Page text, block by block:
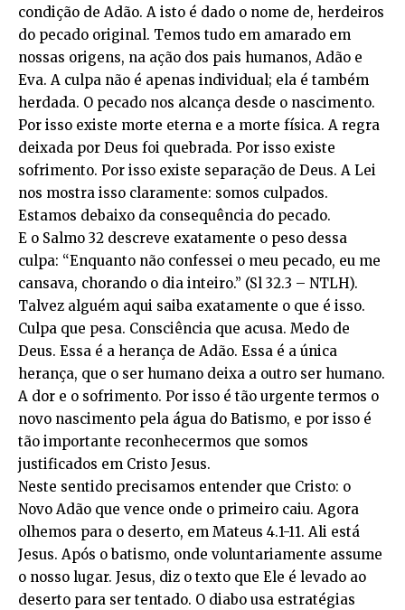
condição de Adão. A isto é dado o nome de, herdeiros
do pecado original. Temos tudo em amarado em
nossas origens, na ação dos pais humanos, Adão e
Eva. A culpa não é apenas individual; ela é também
herdada. O pecado nos alcança desde o nascimento.
Por isso existe morte eterna e a morte física. A regra
deixada por Deus foi quebrada. Por isso existe
sofrimento. Por isso existe separação de Deus. A Lei
nos mostra isso claramente: somos culpados.
Estamos debaixo da consequência do pecado.
E o Salmo 32 descreve exatamente o peso dessa
culpa: “Enquanto não confessei o meu pecado, eu me
cansava, chorando o dia inteiro.” (Sl 32.3 – NTLH).
Talvez alguém aqui saiba exatamente o que é isso.
Culpa que pesa. Consciência que acusa. Medo de
Deus. Essa é a herança de Adão. Essa é a única
herança, que o ser humano deixa a outro ser humano.
A dor e o sofrimento. Por isso é tão urgente termos o
novo nascimento pela água do Batismo, e por isso é
tão importante reconhecermos que somos
justificados em Cristo Jesus.
Neste sentido precisamos entender que Cristo: o
Novo Adão que vence onde o primeiro caiu. Agora
olhemos para o deserto, em Mateus 4.1-11. Ali está
Jesus. Após o batismo, onde voluntariamente assume
o nosso lugar. Jesus, diz o texto que Ele é levado ao
deserto para ser tentado. O diabo usa estratégias